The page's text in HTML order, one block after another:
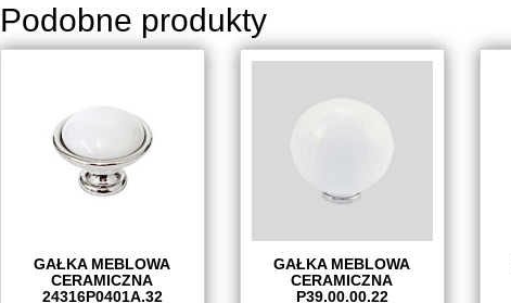
Podobne produkty
GAŁKA MEBLOWA
CERAMICZNA
24316P0401A.32
GAŁKA MEBLOWA
CERAMICZNA
P39.00.00.22